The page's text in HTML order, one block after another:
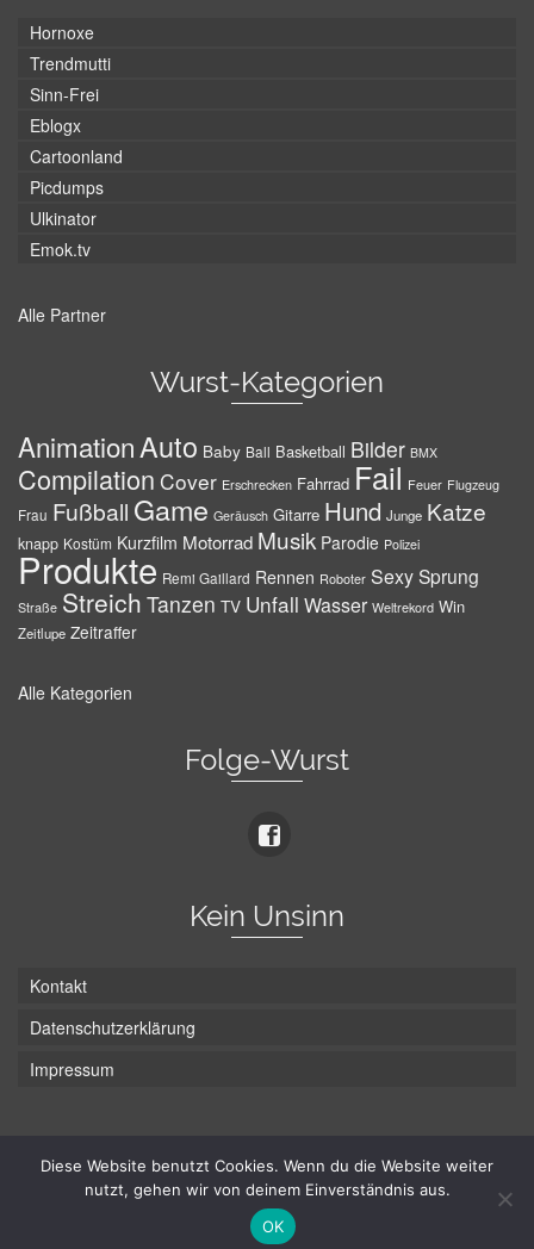
Hornoxe
Trendmutti
Sinn-Frei
Eblogx
Cartoonland
Picdumps
Ulkinator
Emok.tv
Alle Partner
Wurst-Kategorien
AnimationAuto Baby Ball Basketball Bilder BMX
Compilation Cover Erschrecken Fahrrad Fail Feuer Flugzeug
Frau Fußball Game Geräusch Gitarre Hund Junge Katze
knapp Kostüm Kurzfilm Motorrad Musik Parodie Polizei
Produkte Remi Gaillard Rennen Roboter SexySprung
Straße Streich Tanzen TV Unfall Wasser Weltrekord Win
Zeitlupe Zeitraffer
Alle Kategorien
Folge-Wurst
Kein Unsinn
Kontakt
Datenschutzerklärung
Impressum
© Hans-Wurst.net - Gute Laune seit 2005
Diese Website benutzt Cookies. Wenn du die Website weiter
nutzt, gehen wir von deinem Einverständnis aus.
OK